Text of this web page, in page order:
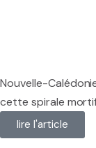
Research themes
Scientific
Nouvelle-
cette spirale
lire l'article